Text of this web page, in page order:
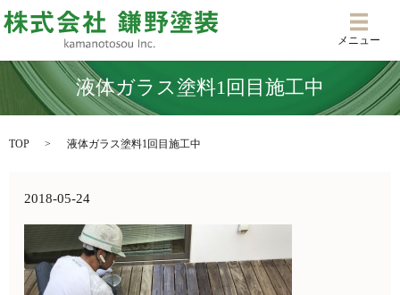
メニ
メニュー
液体ガラス塗料1回目施工中
TOP 液体ガラス塗料1回目施工中
2018-05-24